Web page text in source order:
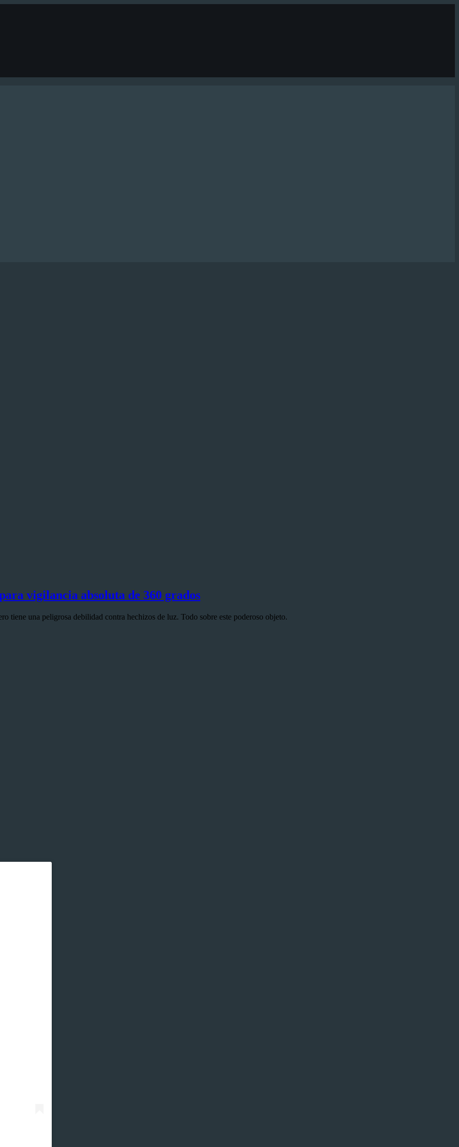
vigilancia absoluta de 360 grados
tiene una peligrosa debilidad contra hechizos de luz. Todo sobre este poderoso objeto.